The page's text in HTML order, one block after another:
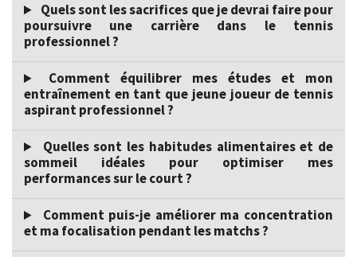
Quels sont les sacrifices que je devrai faire pour
poursuivre une carrière dans le tennis
professionnel ?
Comment équilibrer mes études et mon
entraînement en tant que jeune joueur de tennis
aspirant professionnel ?
Quelles sont les habitudes alimentaires et de
sommeil idéales pour optimiser mes
performances sur le court ?
Comment puis-je améliorer ma concentration
et ma focalisation pendant les matchs ?